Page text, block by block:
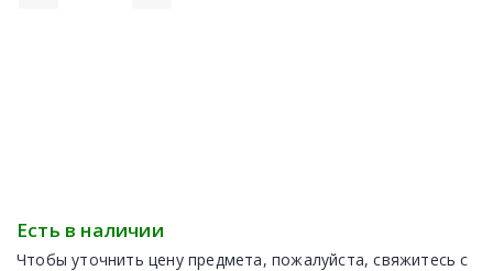
Есть в наличии
Чтобы уточнить цену предмета, пожалуйста, свяжитесь с